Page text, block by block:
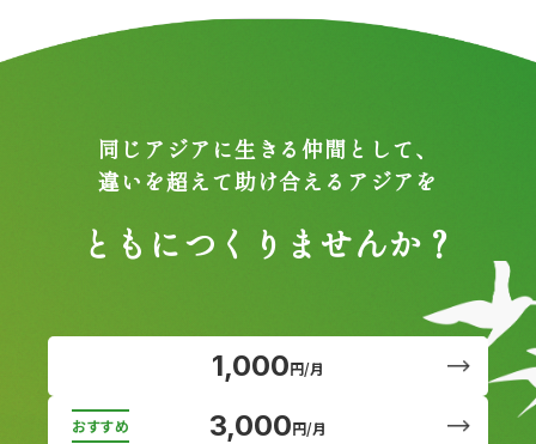
同じアジアに生きる仲間として、
違いを超えて助け合えるアジアを
ともにつくりませんか？
1,000円/月
3,000円/月